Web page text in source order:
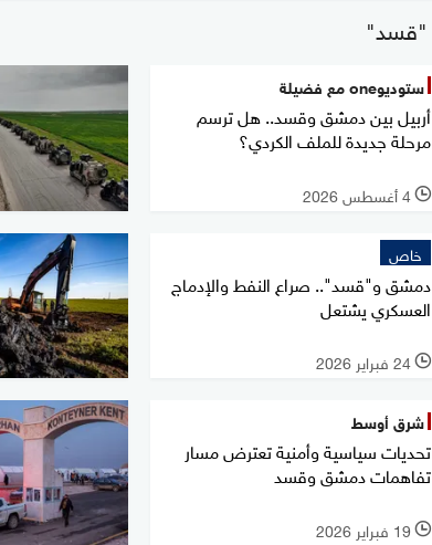
ستوديوone مع فضيلة
أربيل بين دمشق وقسد.. هل ترسم
مرحلة جديدة للملف الكردي؟
l 4 أغسطس 2026
خاص
دمشق و"قسد".. صراع النفط والإدماج
العسكري يشتعل
l 24 فبراير 2026
شرق أوسط
تحديات سياسية وأمنية تعترض مسار
تفاهمات دمشق وقسد
l 19 فبراير 2026